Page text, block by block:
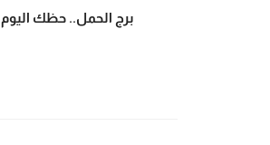
برج الحمل.. حظك اليوم السبت